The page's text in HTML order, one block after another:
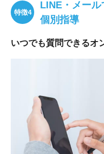
LINE・メール
個別指導
いつでも質問できるオ